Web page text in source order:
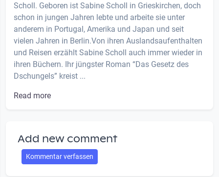
Scholl. Geboren ist Sabine Scholl in Grieskirchen, doch
schon in jungen Jahren lebte und arbeite sie unter
anderem in Portugal, Amerika und Japan und seit
vielen Jahren in Berlin.Von ihren Auslandsaufenthalten
und Reisen erzählt Sabine Scholl auch immer wieder in
ihren Büchern. Ihr jüngster Roman “Das Gesetz des
Dschungels” kreist ...
Read more
Add new comment
Kommentar verfassen